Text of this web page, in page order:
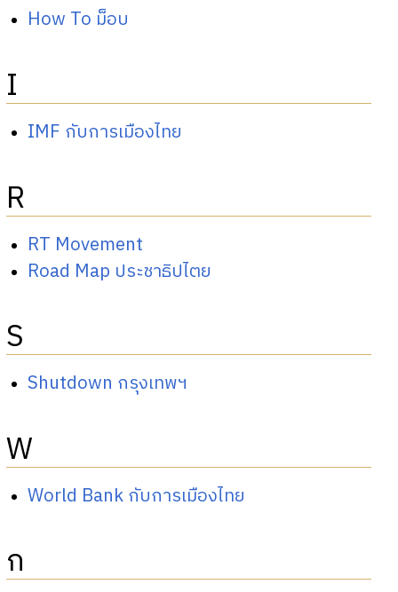
How To ม็อบ
I
IMF กับการเมืองไทย
R
RT Movement
Road Map ประชาธิปไตย
S
Shutdown กรุงเทพฯ
W
World Bank กับการเมืองไทย
ก